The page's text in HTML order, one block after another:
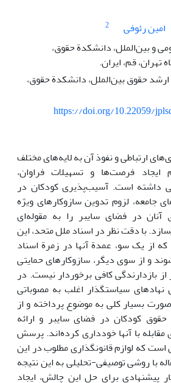
امین رئوفی
2
و بین‌الملل، دانشکدة حقوق،
تهران، قم، ایران.‏
حقوق بین‌الملل، دانشکدة حقوق،
https://doi.org/10.22059/
ارتباطی و نفوذ آن به لایه‌های مختلف
فرصت‌ها و تسهیلات فراوان،
داشته است. آسیب‌پذیری کودکان در
جامعه، لزوم تدوین سازوکارهای ویژه‌
در فضای سایبر را به مقوله‌ای
با دقت نظر در اسناد ملل متحد، این
از یک سو، عمدة آنها در زمرة اسناد
و از سوی دیگر، سازوکارهای حمایتی
بازدارندگی کافی برخوردار نیست. در
سیاستگذار اغلب به مصوباتی
بسیار کلی به موضوع پرداخته و از
کودکان در فضای سایبر و ارائه
مقابله با آنها خودداری کرده‌اند. پرسش
که لوازم قانونگذاری مطلوب در این
با روشی توصیفی-تحلیلی به این نتیجه
پیشنهادی برای حل این چالش، ایجاد